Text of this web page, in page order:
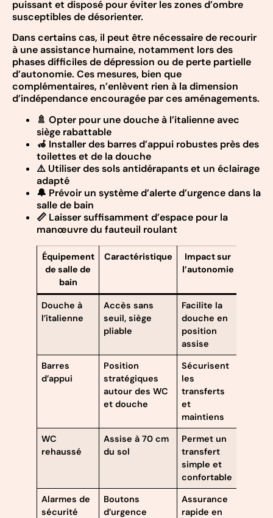
puissant et disposé pour éviter les zones d’ombre
susceptibles de désorienter.
Dans certains cas, il peut être nécessaire de recourir
à une assistance humaine, notamment lors des
phases difficiles de dépression ou de perte partielle
d’autonomie. Ces mesures, bien que
complémentaires, n’enlèvent rien à la dimension
d’indépendance encouragée par ces aménagements.
🚿 Opter pour une douche à l’italienne avec
siège rabattable
🦽 Installer des barres d’appui robustes près des
toilettes et de la douche
⚠️ Utiliser des sols antidérapants et un éclairage
adapté
🔔 Prévoir un système d’alerte d’urgence dans la
salle de bain
📏 Laisser suffisamment d’espace pour la
manœuvre du fauteuil roulant
Équipement
de salle de
bain
Caractéristique
Impact sur
l’autonomie
Douche à
l’italienne
Accès sans
seuil, siège
pliable
Facilite la
douche en
position
assise
Barres
d’appui
Position
stratégiques
autour des WC
et douche
Sécurisent
les
transferts
et
maintiens
WC
rehaussé
Assise à 70 cm
du sol
Permet un
transfert
simple et
confortable
Alarmes de
sécurité
Boutons
d’urgence
Assurance
rapide en